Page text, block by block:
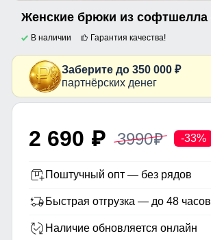
В наличии Гарантия качества!
Заберите до 350 000 ₽
партнёрских денег
2 690 p 3990p -33%
Поштучный опт — без рядов
Быстрая отгрузка — до 48 часов
Наличие обновляется онлайн